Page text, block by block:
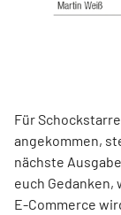
Für
angekommen,
nächste
euch Gedanken,
E-Commerce